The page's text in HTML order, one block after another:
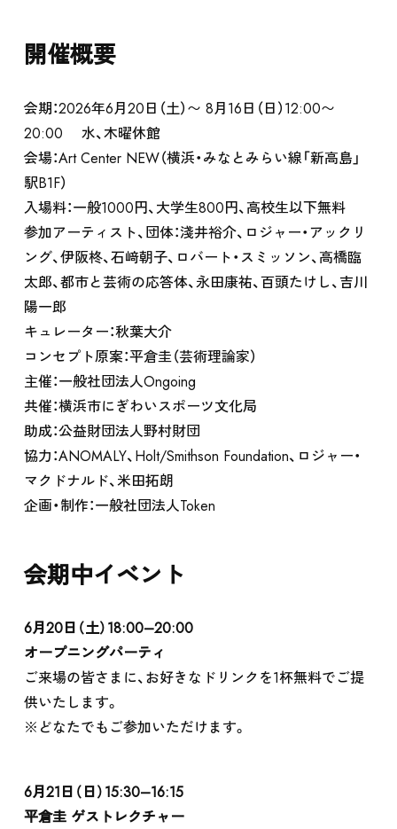
EXHIBITION
開催概要
会期：2026年6月20日（土）〜 8月16日（日）12:00〜
20:00 水、木曜休館
会場：Art Center NEW（横浜・みなとみらい線「新高島」
駅B1F）
入場料：一般1000円、大学生800円、高校生以下無料
参加アーティスト、団体：淺井裕介、ロジャー・アックリ
ング、伊阪柊、石﨑朝子、ロバート・スミッソン、高橋臨
太郎、都市と芸術の応答体、永田康祐、百頭たけし、吉川
陽一郎
キュレーター：秋葉大介
コンセプト原案：平倉圭（芸術理論家）
主催：一般社団法人Ongoing
共催：横浜市にぎわいスポーツ文化局
助成：公益財団法人野村財団
協力：ANOMALY、Holt/Smithson Foundation、ロジャー・
マクドナルド、米田拓朗
企画・制作：一般社団法人Token
会期中イベント
6月20日（土）18:00–20:00
オープニングパーティ
ご来場の皆さまに、お好きなドリンクを1杯無料でご提
供いたします。
※どなたでもご参加いただけます。
6月21日（日）15:30–16:15
平倉圭 ゲストレクチャー